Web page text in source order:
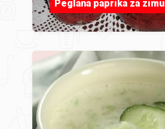
Peglana paprika za zimu